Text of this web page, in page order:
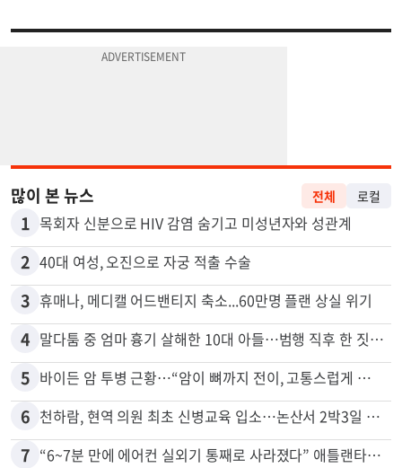
많이 본 뉴스 전체 로컬
1 목회자 신분으로 HIV 감염 숨기고 미성년자와 성관계
2 40대 여성, 오진으로 자궁 적출 수술
3 휴매나, 메디캘 어드밴티지 축소...60만명 플랜 상실 위기
4 말다툼 중 엄마 흉기 살해한 10대 아들…범행 직후 한 짓 충격
5 바이든 암 투병 근황…“암이 뼈까지 전이, 고통스럽게 투병 중”
6 천하람, 현역 의원 최초 신병교육 입소…논산서 2박3일 생활
7 “6~7분 만에 에어컨 실외기 통째로 사라졌다” 애틀랜타서 실외기 도난 급증